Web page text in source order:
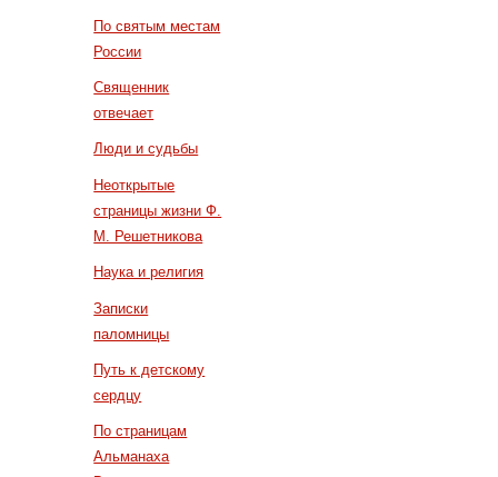
По святым местам
России
Священник
отвечает
Люди и судьбы
Неоткрытые
страницы жизни Ф.
М. Решетникова
Наука и религия
Записки
паломницы
Путь к детскому
сердцу
По страницам
Альманаха